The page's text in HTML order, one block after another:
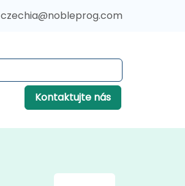
czechia@nobleprog.com
Kontaktujte nás